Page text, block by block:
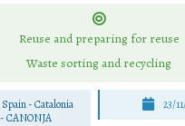
Reuse and preparing for reuse
Waste sorting and recycling
Spain - Catalonia
-CANONJA
23/